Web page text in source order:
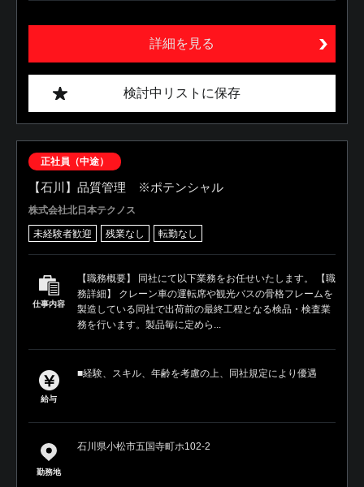
詳細を見る
検討中リストに保存
正社員（中途）
【石川】品質管理 ※ポテンシャル
株式会社北日本テクノス
未経験者歓迎 残業なし 転勤なし
仕事内容
【職務概要】 同社にて以下業務をお任せいたします。 【職
務詳細】 クレーン車の運転席や観光バスの骨格フレームを
製造している同社で出荷前の最終工程となる検品・検査業
務を行います。製品毎に定めら...
給与
■経験、スキル、年齢を考慮の上、同社規定により優遇
勤務地
石川県小松市五国寺町ホ102-2